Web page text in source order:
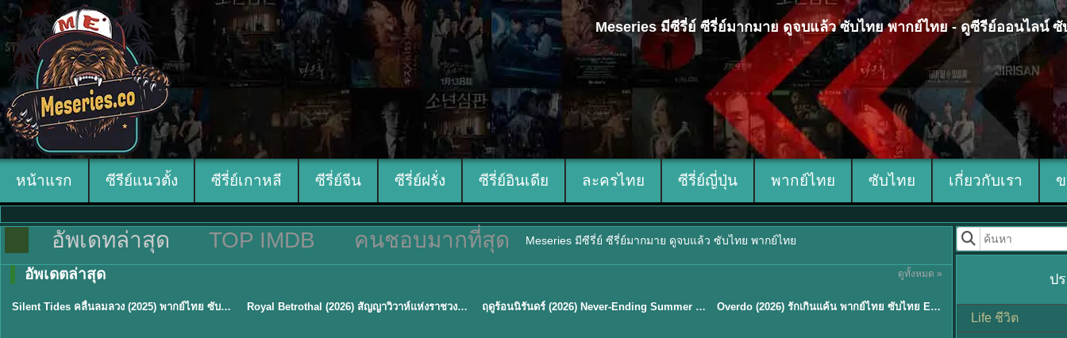
Meseries มีซีรี่ย์ ซีรี่ย์มากมาย ดูจบแล้ว ซับไทย พากย์ไทย - ดูซีรีย์ออนไลน์
หน้าแรก ซีรีย์แนวตั้ง ซีรี่ย์เกาหลี ซีรี่ย์จีน ซีรี่ย์ฝรั่ง ซีรี่ย์อินเดีย ละครไทย ซีรี่ย์ญี่ปุ่น พากย์ไทย ซับไทย เกี่ยวกับเรา
อัพเดทล่าสุด TOP IMDB คนชอบมากที่สุด Meseries มีซีรี่ย์ ซีรี่ย์มากมาย ดูจบแล้ว ซับไทย พากย์ไทย
อัพเดตล่าสุด ดูทั้งหมด »
★9.5
พากย์ไทย
Silent Tides คลื่นลมลวง (2025) พากย์ไทย ซับไทย EP.1-31 ★9 Royal Betrothal (2026) สัญญาวิวาห์แห่งราชวงศ์ พากย์ไทย ซับไทย EP1-32 ★8.8 ฤดูร้อนนิรันดร์ (2026) Never-Ending Summer พากย์ไทย EP.1-29 Overdo (2026) รักเกินแค้น พากย์ไทย ซับไทย EP1-33 (จบ)
ป
Life ชีวิต